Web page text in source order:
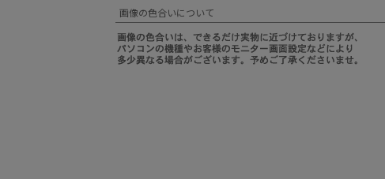
画像の色合いについて